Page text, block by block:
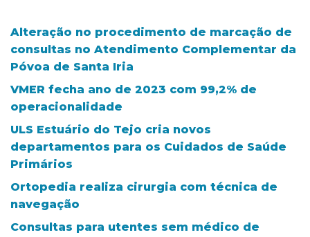
Alteração no procedimento de marcação de
consultas no Atendimento Complementar da
Póvoa de Santa Iria
VMER fecha ano de 2023 com 99,2% de
operacionalidade
ULS Estuário do Tejo cria novos
departamentos para os Cuidados de Saúde
Primários
Ortopedia realiza cirurgia com técnica de
navegação
Consultas para utentes sem médico de